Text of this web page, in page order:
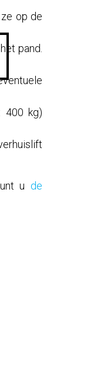
op de
pand.
400 kg)
u de